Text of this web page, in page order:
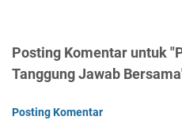
Posting Komentar untuk
Tanggung Jawab
Posting Komentar